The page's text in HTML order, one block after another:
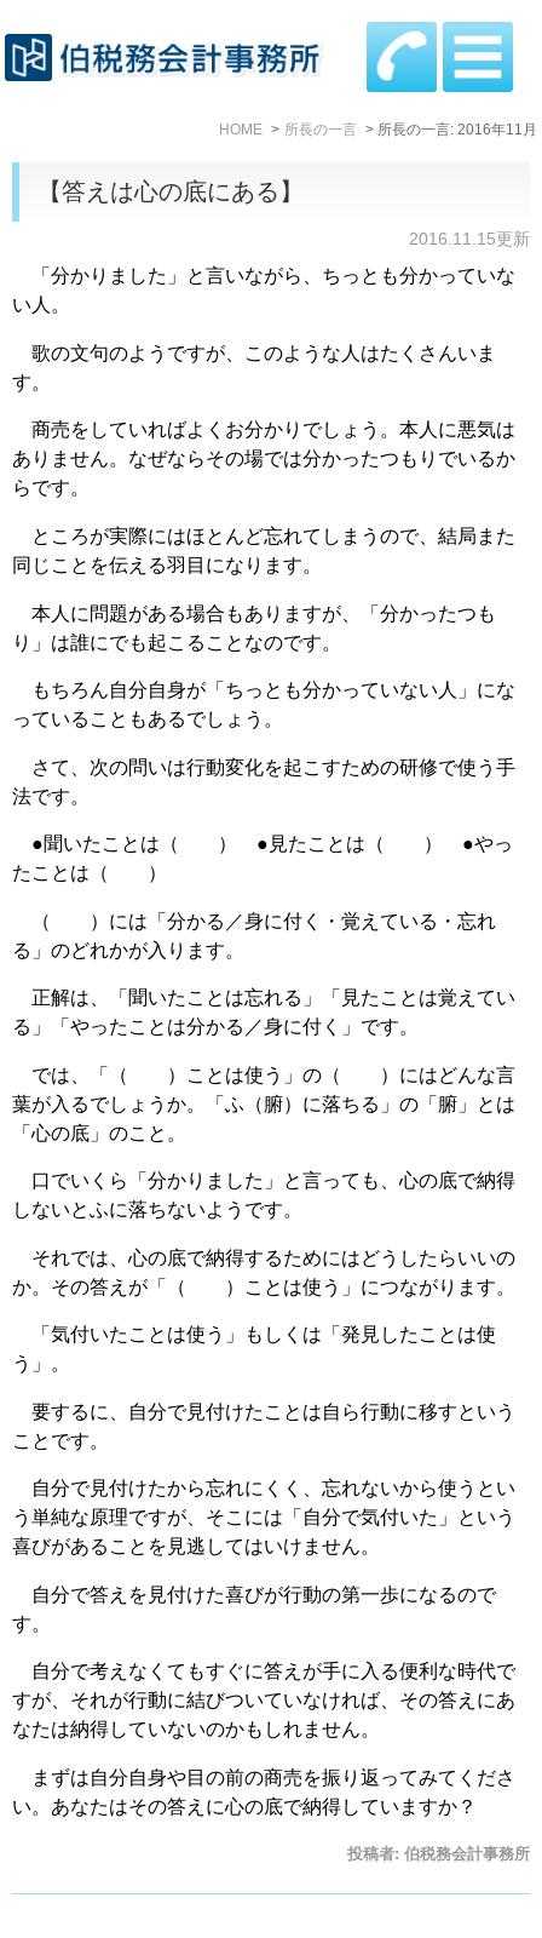
HOME 所長の一言 所長の一言: 2016年11月
【答えは心の底にある】
2016.11.15更新
「分かりました」と言いながら、ちっとも分かっていな
い人。
歌の文句のようですが、このような人はたくさんいま
す。
商売をしていればよくお分かりでしょう。本人に悪気は
ありません。なぜならその場では分かったつもりでいるか
らです。
ところが実際にはほとんど忘れてしまうので、結局また
同じことを伝える羽目になります。
本人に問題がある場合もありますが、「分かったつも
り」は誰にでも起こることなのです。
もちろん自分自身が「ちっとも分かっていない人」にな
っていることもあるでしょう。
さて、次の問いは行動変化を起こすための研修で使う手
法です。
●聞いたことは（ ） ●見たことは（ ） ●やっ
たことは（ ）
（ ）には「分かる／身に付く・覚えている・忘れ
る」のどれかが入ります。
正解は、「聞いたことは忘れる」「見たことは覚えてい
る」「やったことは分かる／身に付く」です。
では、「（ ）ことは使う」の（ ）にはどんな言
葉が入るでしょうか。「ふ（腑）に落ちる」の「腑」とは
「心の底」のこと。
口でいくら「分かりました」と言っても、心の底で納得
しないとふに落ちないようです。
それでは、心の底で納得するためにはどうしたらいいの
か。その答えが「（ ）ことは使う」につながります。
「気付いたことは使う」もしくは「発見したことは使
う」。
要するに、自分で見付けたことは自ら行動に移すという
ことです。
自分で見付けたから忘れにくく、忘れないから使うとい
う単純な原理ですが、そこには「自分で気付いた」という
喜びがあることを見逃してはいけません。
自分で答えを見付けた喜びが行動の第一歩になるので
す。
自分で考えなくてもすぐに答えが手に入る便利な時代で
すが、それが行動に結びついていなければ、その答えにあ
なたは納得していないのかもしれません。
まずは自分自身や目の前の商売を振り返ってみてくださ
い。あなたはその答えに心の底で納得していますか？
投稿者: 伯税務会計事務所